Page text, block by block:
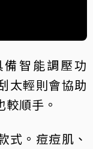
智能調壓功
太輕則會協助
順手。
式。痘痘肌、